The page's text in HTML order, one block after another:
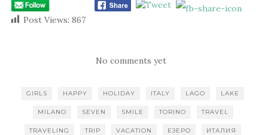
Post Views: 867
No comments yet
GIRLS HAPPY HOLIDAY ITALY LAGO LAKE
MILANO SEVEN SMILE TORINO TRAVEL
TRAVELING TRIP VACATION ЕЗЕРО ИТАЛИЯ